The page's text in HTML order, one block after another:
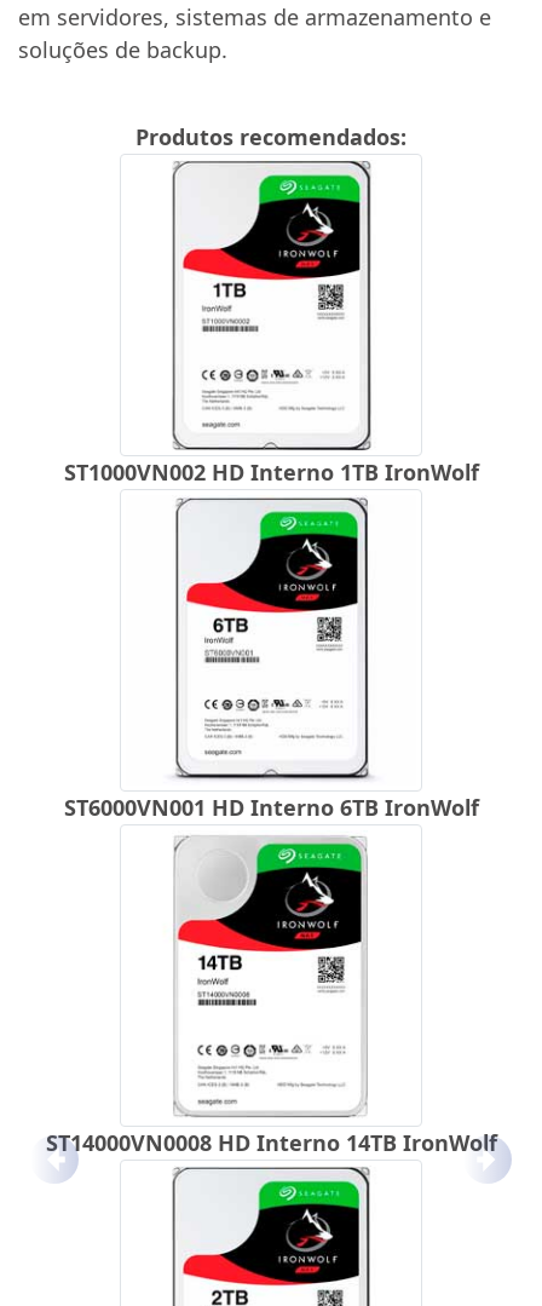
em servidores, sistemas de armazenamento e
soluções de backup.
Produtos recomendados:
ST1000VN002 HD Interno 1TB IronWolf
ST6000VN001 HD Interno 6TB IronWolf
ST14000VN0008 HD Interno 14TB IronWolf
Anterior